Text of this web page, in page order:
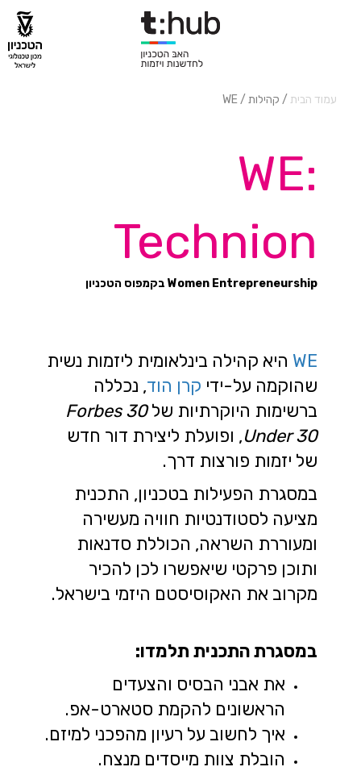
עמוד הבית / קהילות / WE
WE:
Technion
Women Entrepreneurship בקמפוס הטכניון
WE היא קהילה בינלאומית ליזמות נשית
שהוקמה על-ידי קרן הוד, נכללה
ברשימות היוקרתיות שלForbes 30
Under 30, ופועלת ליצירת דור חדש
של יזמות פורצות דרך.
במסגרת הפעילות בטכניון, התכנית
מציעה לסטודנטיות חוויה מעשירה
ומעוררת השראה, הכוללת סדנאות
ותוכן פרקטי שיאפשרו לכן להכיר
מקרוב את האקוסיסטם היזמי בישראל.
במסגרת התכנית תלמדו:
את אבני הבסיס והצעדים
הראשונים להקמת סטארט-אפ.
איך לחשוב על רעיון מהפכני למיזם.
הובלת צוות מייסדים מנצח.